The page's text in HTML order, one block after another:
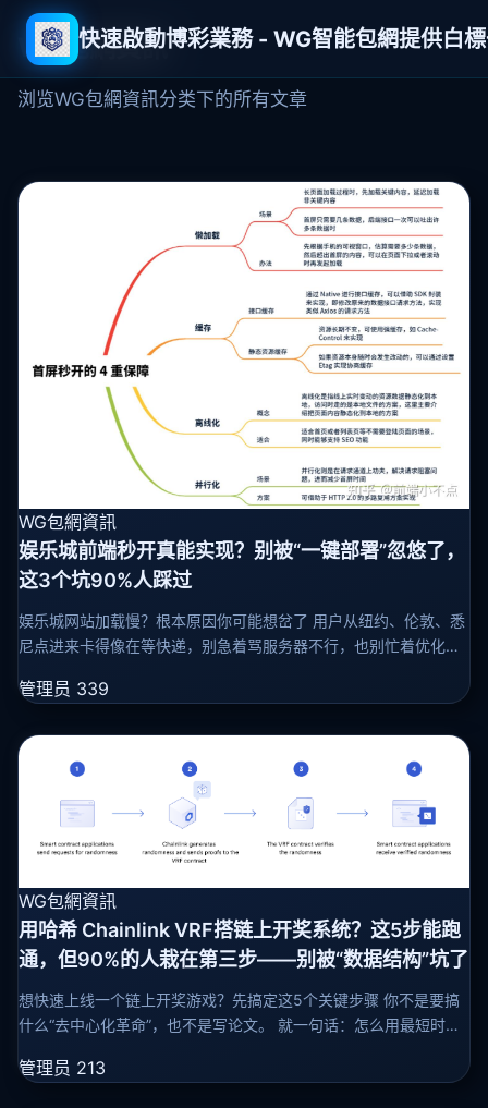
快速啟動博彩業務 - WG智能包網提供白
WG包網資訊
浏览WG包網資訊分类下的所有文章
WG包網資訊
娱乐城前端秒开真能实现？别被“一键部署”忽悠了，
这3个坑90%人踩过
娱乐城网站加载慢？根本原因你可能想岔了 用户从纽约、伦敦、悉
尼点进来卡得像在等快递，别急着骂服务器不行，也别忙着优化代
通电话来拉。
管理员 339
WG包網資訊
用哈希 Chainlink VRF搭链上开奖系统？这5步能跑
通，但90%的人栽在第三步——别被“数据结构”坑了
想快速上线一个链上开奖游戏？先搞定这5个关键步骤 你不是要搞
什么“去中心化革命”，也不是写论文。 就一句话：怎么用最短时
统。 下
管理员 213